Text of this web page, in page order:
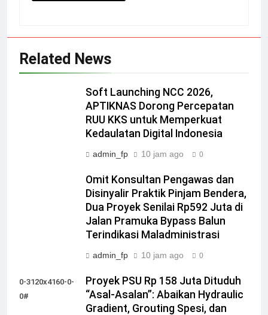
Related News
Soft Launching NCC 2026,
APTIKNAS Dorong Percepatan
RUU KKS untuk Memperkuat
Kedaulatan Digital Indonesia
admin_fp 10 jam ago 0
Omit Konsultan Pengawas dan
Disinyalir Praktik Pinjam Bendera,
Dua Proyek Senilai Rp592 Juta di
Jalan Pramuka Bypass Balun
Terindikasi Maladministrasi
admin_fp 10 jam ago 0
0-3120x4160-0-
0#
Proyek PSU Rp 158 Juta Dituduh
“Asal-Asalan”: Abaikan Hydraulic
Gradient, Grouting Spesi, dan